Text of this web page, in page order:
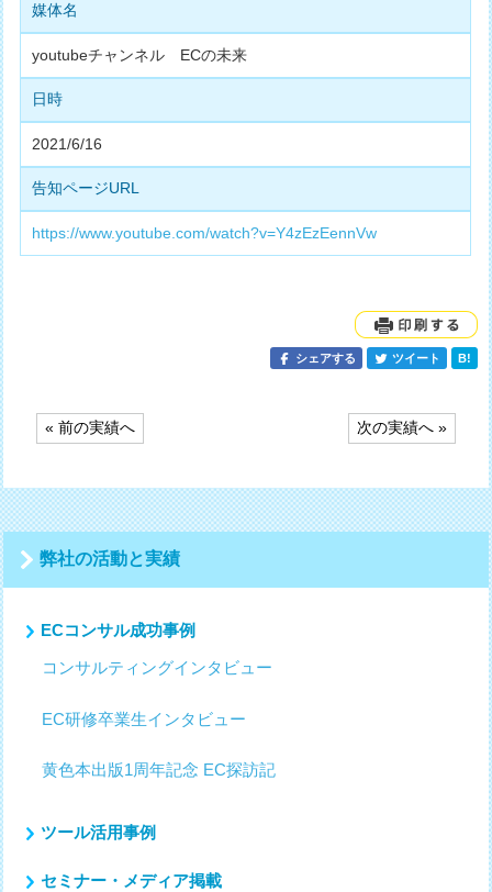
媒体名
youtubeチャンネル ECの未来
日時
2021/6/16
告知ページURL
https://www.youtube.com/watch?v=Y4zEzEennVw
シェアする ツイート B!
投
稿
ナ
ビ
ゲ
ー
シ
ョ
ン
« 前の実績へ 次の実績へ »
弊社の活動と実績
ECコンサル成功事例
コンサルティングインタビュー
EC研修卒業生インタビュー
黄色本出版1周年記念 EC探訪記
ツール活用事例
セミナー・メディア掲載